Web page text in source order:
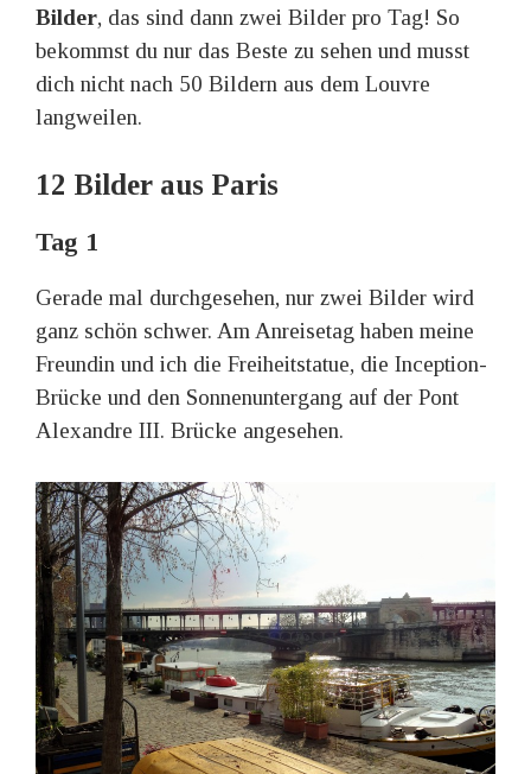
Bilder, das sind dann zwei Bilder pro Tag! So
bekommst du nur das Beste zu sehen und musst
dich nicht nach 50 Bildern aus dem Louvre
langweilen.
12 Bilder aus Paris
Tag 1
Gerade mal durchgesehen, nur zwei Bilder wird
ganz schön schwer. Am Anreisetag haben meine
Freundin und ich die Freiheitstatue, die Inception-
Brücke und den Sonnenuntergang auf der Pont
Alexandre III. Brücke angesehen.